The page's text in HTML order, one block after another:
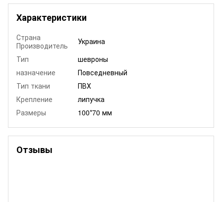
Характеристики
Страна
Производитель
Украина
Тип
шевроны
назначение
Повседневный
Тип ткани
ПВХ
Крепление
липучка
Размеры
100*70 мм
Отзывы